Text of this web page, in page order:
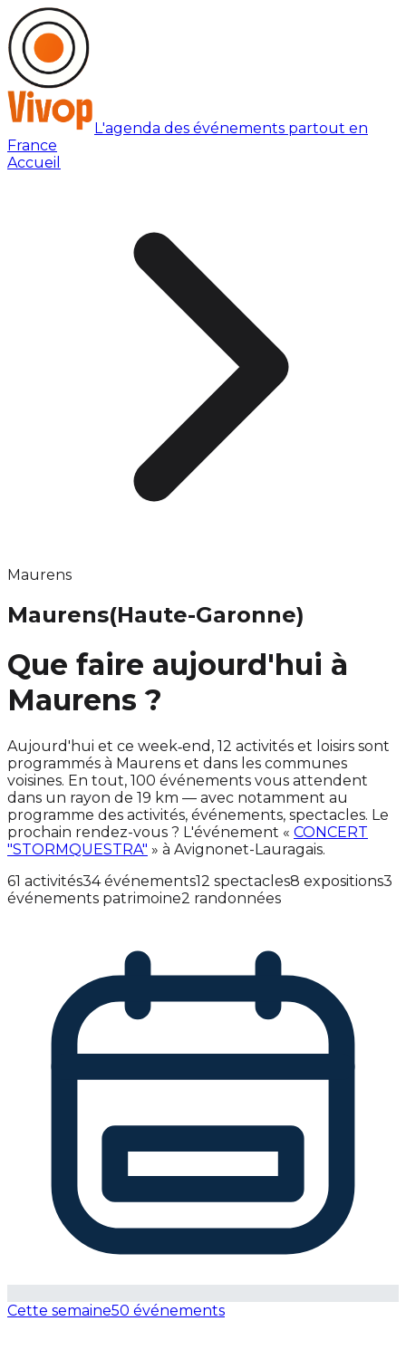
L'agenda des événements partout en
France
Accueil
Maurens
Maurens(Haute-Garonne)
Que faire aujourd'hui à
Maurens ?
Aujourd'hui et ce week‑end, 12 activités et loisirs sont
programmés à Maurens et dans les communes
voisines. En tout, 100 événements vous attendent
dans un rayon de 19 km — avec notamment au
programme des activités, événements, spectacles. Le
prochain rendez-vous ? L'événement « CONCERT
"STORMQUESTRA" » à Avignonet-Lauragais.
61 activités34 événements12 spectacles8 expositions3
événements patrimoine2 randonnées
Cette semaine50 événements